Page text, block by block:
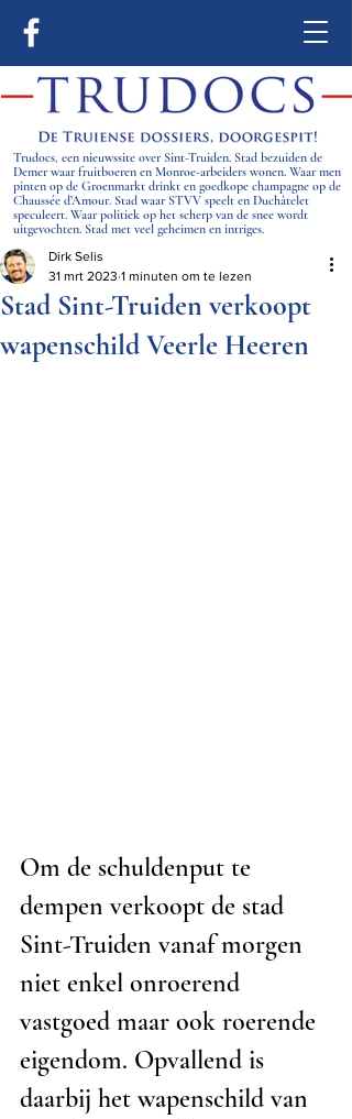
Trudocs, een nieuwssite over Sint-Truiden. Stad bezuiden de
Demer waar fruitboeren en Monroe-arbeiders wonen. Waar men
pinten op de Groenmarkt drinkt en goedkope champagne op de
Chaussée d’Amour. Stad waar STVV speelt en Duchâtelet
speculeert. Waar politiek op het scherp van de snee wordt
uitgevochten. Stad met veel geheimen en intriges.
Stad Sint-Truiden verkoopt
wapenschild Veerle Heeren
Dirk Selis
31 mrt 2023 1 minuten om te lezen
Om de schuldenput te
dempen verkoopt de stad
Sint-Truiden vanaf morgen
niet enkel onroerend
vastgoed maar ook roerende
eigendom. Opvallend is
daarbij het wapenschild van